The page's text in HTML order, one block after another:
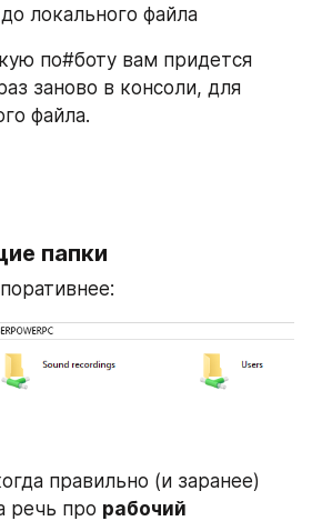
локального файла
по#боту вам придется
заново в консоли, для
файла.
папки
правильно (и заранее)
речь про рабочий